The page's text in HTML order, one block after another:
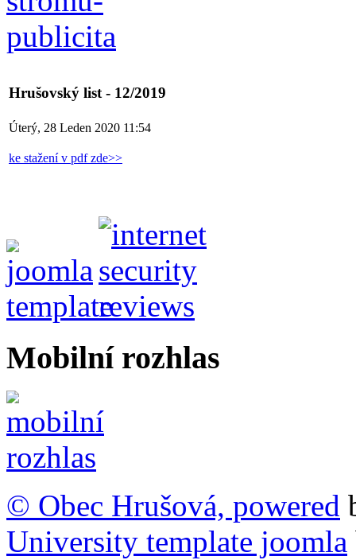
Hrušovský list - 12/2019
Úterý, 28 Leden 2020 11:54
ke stažení v pdf zde>>
Mobilní rozhlas
© Obec Hrušová, powered
University template joomla